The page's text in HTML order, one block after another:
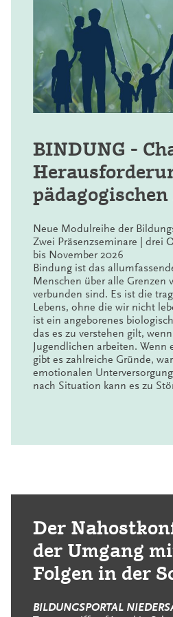
werden die PLG durch das
Sprachbildungszentrums
Landesamtes für Schule
Aurich betreut und
Vernetzung und des
interessierter Kolleginnen
bieten wir Arbeitskreise
allgemeinbildenden
berufsbildenden Schulen
Fortbildungen.
Im RPZ erstelltes Material
Ostfriesland ist reich an
Hier finden Sie eine –>
überregionale Linksammlung.
BINDUNG -
Neue Modulreihe der
Zwei Präsenzseminare | drei
bis November 2026
Bindung ist das
Menschen über alle Grenzen
verbunden sind. Es ist die
Lebens, ohne die wir nicht
ist ein angeborenes
das es zu verstehen gilt,
Jugendlichen arbeiten. Wenn
gibt es zahlreiche Gründe,
emotionalen
nach Situation kann es zu
Der
der Umgang
Folgen in der
BILDUNGSPORTAL